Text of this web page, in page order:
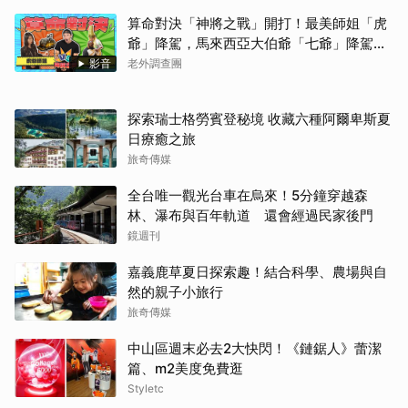
影音
算命對決「神將之戰」開打！最美師姐「虎
爺」降駕，馬來西亞大伯爺「七爺」降駕。
當虎爺對上七爺，神明之間的較量究竟誰會
老外調查團
探索瑞士格勞賓登秘境 收藏六種阿爾卑斯夏
日療癒之旅
旅奇傳媒
全台唯一觀光台車在烏來！5分鐘穿越森
林、瀑布與百年軌道 還會經過民家後門
鏡週刊
嘉義鹿草夏日探索趣！結合科學、農場與自
然的親子小旅行
旅奇傳媒
中山區週末必去2大快閃！《鏈鋸人》蕾潔
篇、m2美度免費逛
Styletc